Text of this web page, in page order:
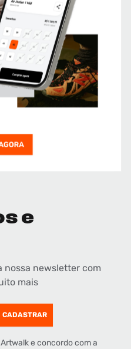
e
nossa newsletter com
mais
CADASTRAR
e concordo com a